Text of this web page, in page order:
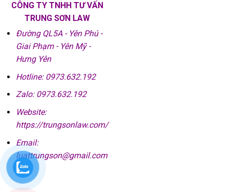
CÔNG TY TNHH TƯ VẤN
TRUNG SƠN LAW
Đường QL5A - Yên Phú -
Giai Phạm - Yên Mỹ -
Hưng Yên
Hotline: 0973.632.192
Zalo: 0973.632.192
Website:
https://trungsonlaw.com/
Email:
luattrungson@gmail.com